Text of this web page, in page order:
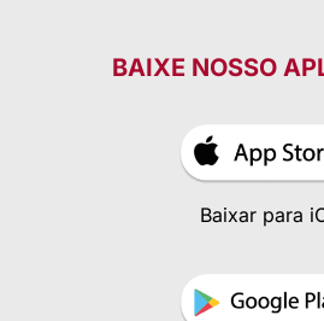
BAIXE NOSSO
Baixar para